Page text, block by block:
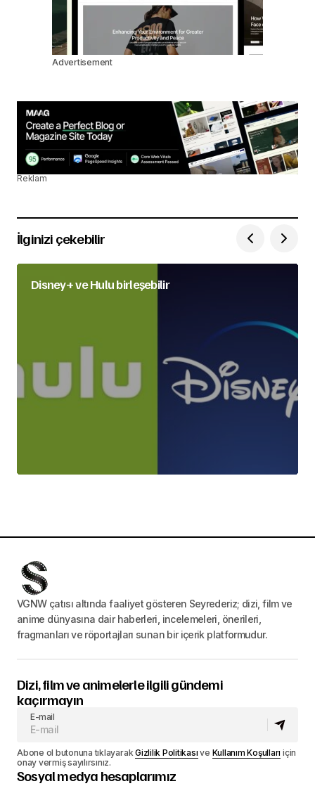
Advertisement
Reklam
İlginizi çekebilir
Disney+ ve Hulu birleşebilir
VGNW çatısı altında faaliyet gösteren Seyrederiz; dizi, film ve
anime dünyasına dair haberleri, incelemeleri, önerileri,
fragmanları ve röportajları sunan bir içerik platformudur.
Dizi, film ve animelerle ilgili gündemi
kaçırmayın
E-mail
Abone ol butonuna tıklayarakGizlilik Politikası ve Kullanım Koşulları için
onay vermiş sayılırsınız.
Sosyal medya hesaplarımız